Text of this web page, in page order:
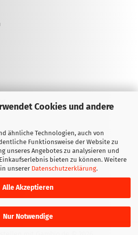
Cookies und andere
ähnliche Technologien, auch von
Funktionsweise der Website zu
unseres Angebotes zu analysieren und
bieten zu können. Weitere
unserer Datenschutzerklärung.
Alle Akzeptieren
Nur Notwendige